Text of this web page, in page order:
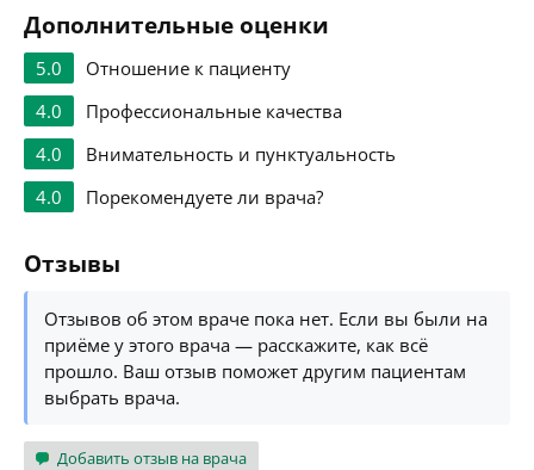
Дополнительные оценки
5.0
Отношение к пациенту
4.0
Профессиональные качества
4.0
Внимательность и пунктуальность
4.0
Порекомендуете ли врача?
Отзывы
Отзывов об этом враче пока нет. Если вы были на
приёме у этого врача — расскажите, как всё
прошло. Ваш отзыв поможет другим пациентам
выбрать врача.
Добавить отзыв на врача